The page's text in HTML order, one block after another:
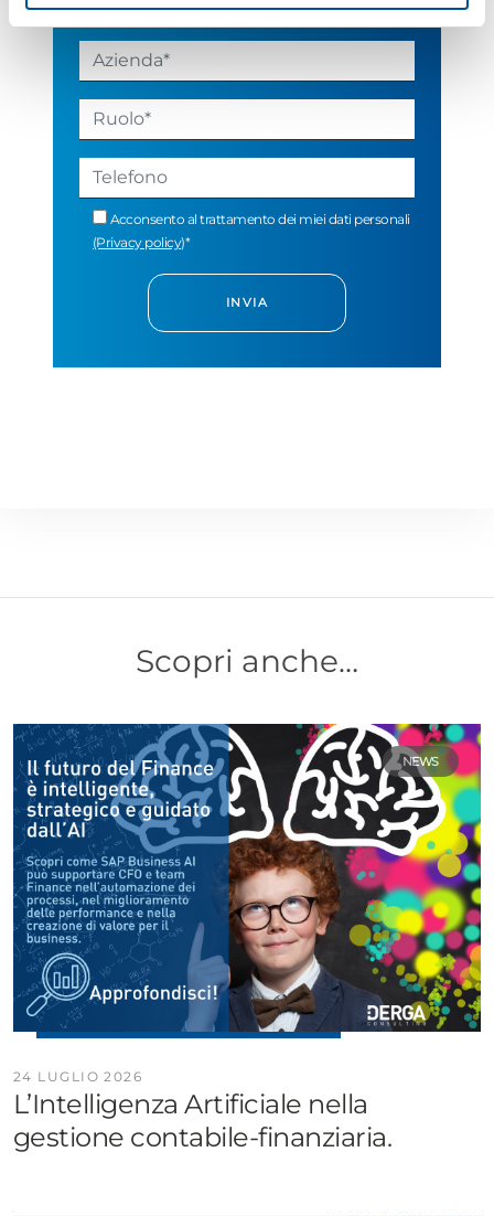
Acconsento al trattamento dei miei dati personali
(Privacy policy)*
Scopri anche…
NEWS
24 LUGLIO 2026
L’Intelligenza Artificiale nella
gestione contabile-finanziaria.